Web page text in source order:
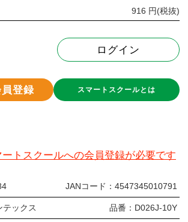
916 円(税抜)
ログイン
登録 スマートスクールとは
トスクールへの会員登録が必要です
JANコード： 4547345010791
テックス 品番： D026J-10Y